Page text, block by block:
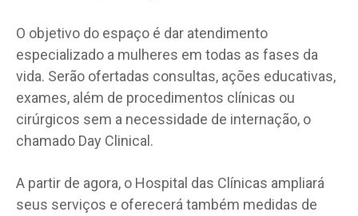
O objetivo do espaço é dar atendimento
especializado a mulheres em todas as fases da
vida. Serão ofertadas consultas, ações educativas,
exames, além de procedimentos clínicas ou
cirúrgicos sem a necessidade de internação, o
chamado Day Clinical.
A partir de agora, o Hospital das Clínicas ampliará
seus serviços e oferecerá também medidas de